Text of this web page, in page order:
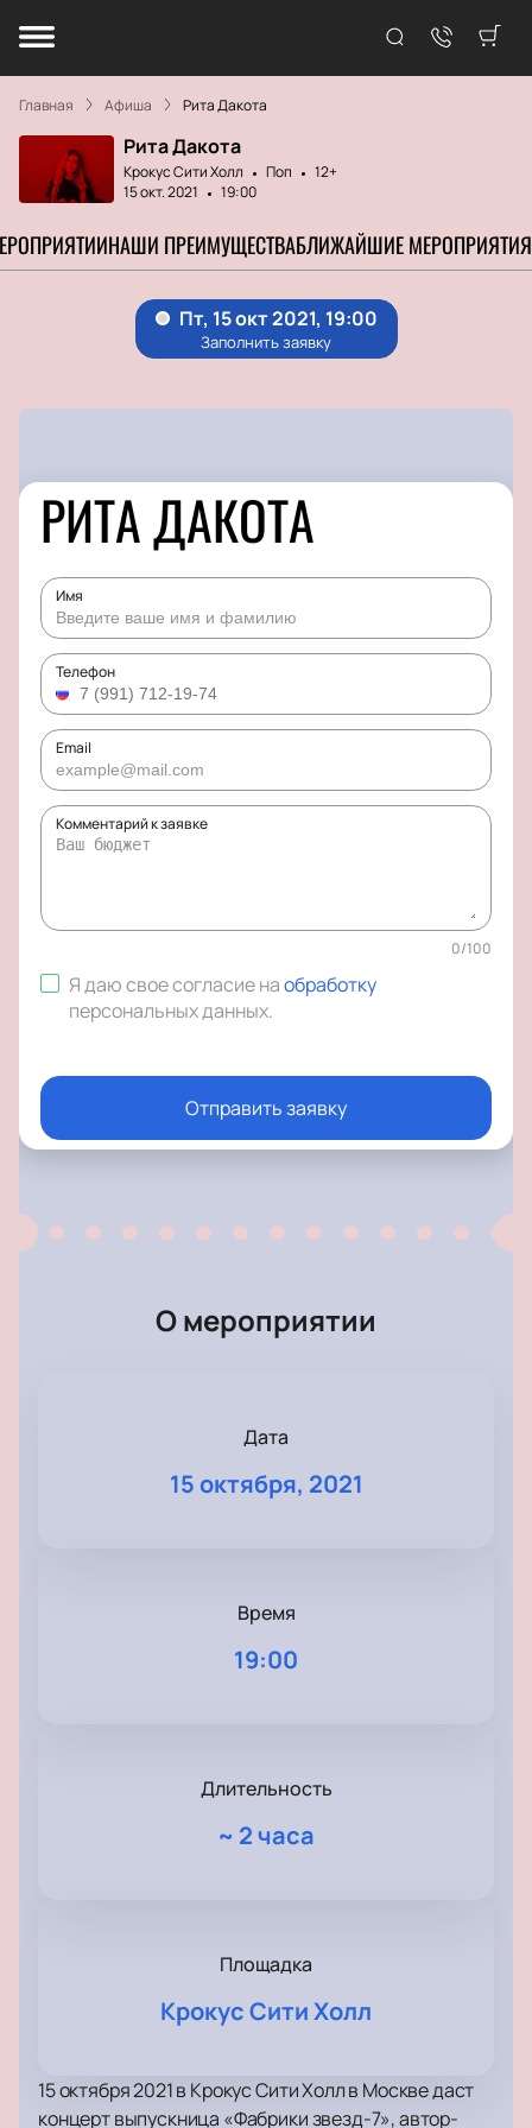
Главная Афиша Рита Дакота
Рита Дакота
Крокус Сити Холл Поп
12+
15 окт. 2021
19:00
НАШИ ПРЕИМУЩЕСТВАБЛИЖАЙШИЕ МЕРОПРИЯТИЯ
РИТА ДАКОТА
Имя
Телефон
Email
Комментарий к заявке
0/100
Я даю свое согласие наобработку
персональных данных.
Отправить заявку
О мероприятии
Дата
15 октября, 2021
Время
19:00
Длительность
~ 2 часа
Площадка
Крокус Сити Холл
15 октября 2021 в Крокус Сити Холл в Москве даст
концерт выпускница «Фабрики звезд-7», автор-